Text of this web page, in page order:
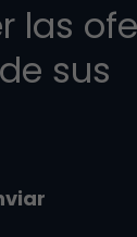
las
sus